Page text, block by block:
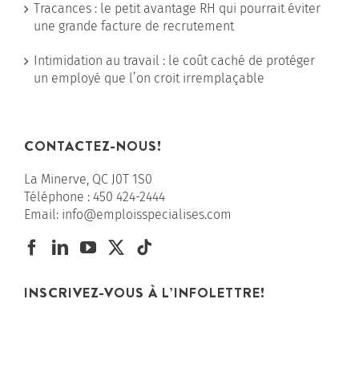
Tracances : le petit avantage RH qui pourrait éviter
une grande facture de recrutement
Intimidation au travail : le coût caché de protéger
un employé que l’on croit irremplaçable
CONTACTEZ-NOUS!
La Minerve, QC J0T 1S0
Téléphone : 450 424-2444
Email: info@emploisspecialises.com
INSCRIVEZ-VOUS À L’INFOLETTRE!